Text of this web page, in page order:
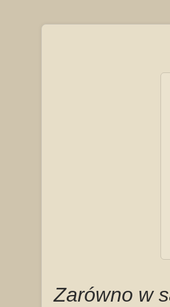
Zarówno w